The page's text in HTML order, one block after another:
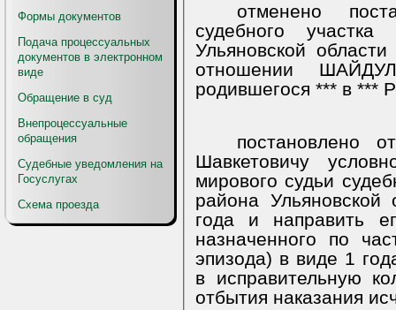
Формы документов
Подача процессуальных
документов в электронном
виде
Обращение в суд
Внепроцессуальные
обращения
Судебные уведомления на
Госуслугах
Схема проезда
отменено
судебного
Ульяновской области
отношении
родившегося *** в ***
постановлено
Шавкетовичу
мирового судьи
района
года и направить
назначенного по
эпизода) в виде 1
в исправительную
отбытия наказания